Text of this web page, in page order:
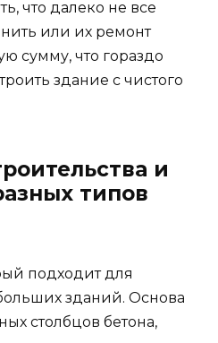
что далеко не все
или их ремонт
сумму, что гораздо
здание с чистого
и
типов
подходит для
зданий. Основа
столбцов бетона,